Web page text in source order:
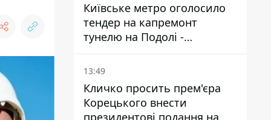
Київське метро оголосило
тендер на капремонт
тунелю на Подолі -
триватиме майже два роки
13:49
Кличко просить прем'єра
Корецького внести
президентові подання на